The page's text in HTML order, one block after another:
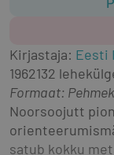
Kirjastaja: Eesti
1962132
Formaat:
Noorsoojutt
satub kokku